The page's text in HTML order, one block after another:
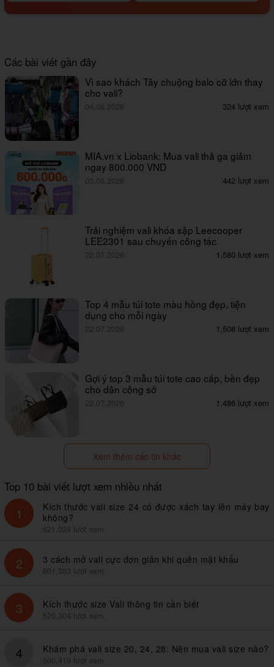
Các bài viết gần đây
Vì sao khách Tây chuộng balo cỡ lớn thay
cho vali?
04.08.2026 324 lượt xem
MIA.vn x Liobank: Mua vali thả ga giảm
ngay 800.000 VND
03.08.2026 442 lượt xem
Trải nghiệm vali khóa sập Leecooper
LEE2301 sau chuyến công tác
22.07.2026 1,580 lượt xem
Top 4 mẫu túi tote màu hồng đẹp, tiện
dụng cho mỗi ngày
22.07.2026 1,508 lượt xem
Gợi ý top 3 mẫu túi tote cao cấp, bền đẹp
cho dân công sở
22.07.2026 1,486 lượt xem
Xem thêm các tin khác
Top 10 bài viết lượt xem nhiều nhất
1
Kích thước vali size 24 có được xách tay lên máy bay
không?
621,024 lượt xem
2 3 cách mở vali cực đơn giản khi quên mật khẩu
601,383 lượt xem
3 Kích thước size Vali thông tin cần biết
520,304 lượt xem
4 Khám phá vali size 20, 24, 28: Nên mua vali size nào?
500,419 lượt xem